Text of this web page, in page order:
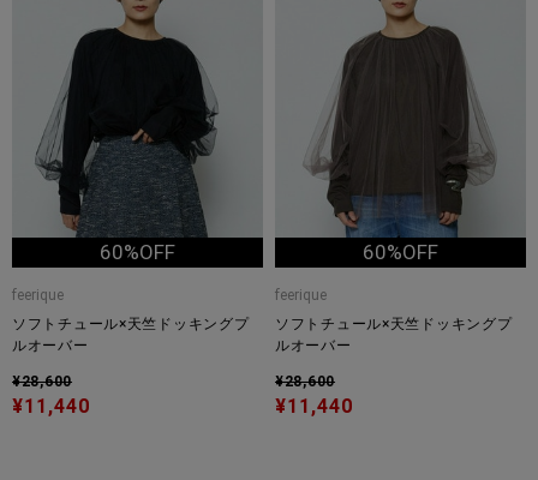
60%OFF
feerique
ソフトチュール×天竺ドッキングプ
ルオーバー
¥28,600
¥11,440
60%OFF
feerique
ソフトチュール×天竺ドッキングプ
ルオーバー
¥28,600
¥11,440